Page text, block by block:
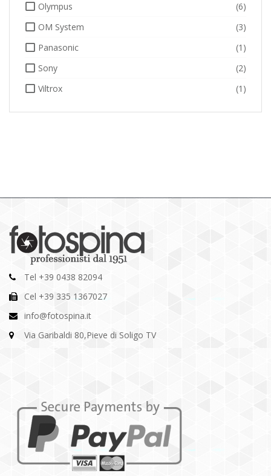
Olympus
(6)
OM System
(3)
Panasonic
(1)
Sony
(2)
Viltrox
(1)
Tel +39 0438 82094
Cel +39 335 1367027
info@fotospina.it
Via Garibaldi 80,Pieve di Soligo TV